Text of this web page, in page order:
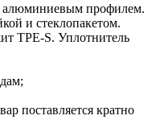
алюминиевым профилем.
и стеклопакетом.
TPE-S. Уплотнитель
поставляется кратно